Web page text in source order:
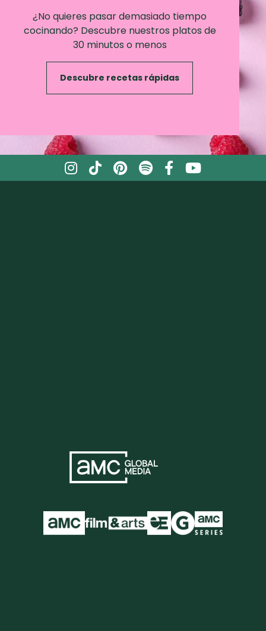
¿No quieres pasar demasiado tiempo
cocinando? Descubre nuestros platos de
30 minutos o menos
Descubre recetas rápidas